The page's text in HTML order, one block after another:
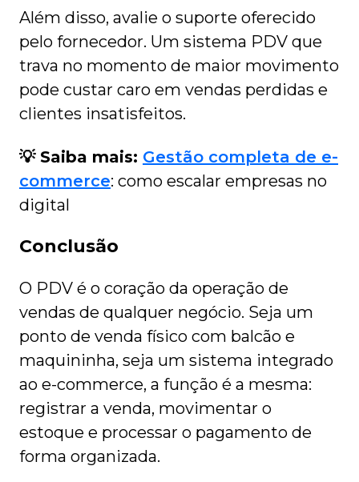
Além disso, avalie o suporte oferecido
pelo fornecedor. Um sistema PDV que
trava no momento de maior movimento
pode custar caro em vendas perdidas e
clientes insatisfeitos.
💡 Saiba mais: Gestão completa de e-
commerce: como escalar empresas no
digital
Conclusão
O PDV é o coração da operação de
vendas de qualquer negócio. Seja um
ponto de venda físico com balcão e
maquininha, seja um sistema integrado
ao e-commerce, a função é a mesma:
registrar a venda, movimentar o
estoque e processar o pagamento de
forma organizada.